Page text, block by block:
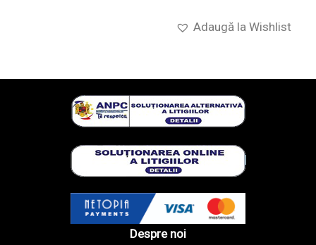
Adaugă la Wishlist
Despre noi